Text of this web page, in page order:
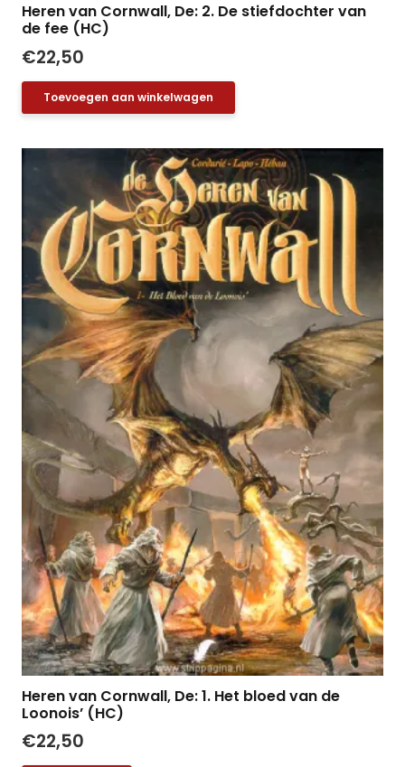
Heren van Cornwall, De: 2. De stiefdochter van
de fee (HC)
€22,50
Toevoegen aan winkelwagen
Heren van Cornwall, De: 1. Het bloed van de
Loonois’ (HC)
€22,50